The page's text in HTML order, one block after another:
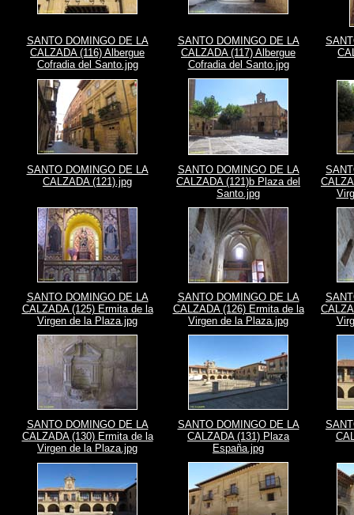
SANTO DOMINGO DE LA
CALZADA (116) Albergue
Cofradia del Santo.jpg
SANTO DOMINGO DE LA
CALZADA (117) Albergue
Cofradia del Santo.jpg
SANTO DOMINGO DE LA
CALZADA (121).jpg
SANTO DOMINGO DE LA
CALZADA (121)b Plaza del
Santo.jpg
SANTO DOMINGO DE LA
CALZADA (125) Ermita de la
Virgen de la Plaza.jpg
SANTO DOMINGO DE LA
CALZADA (126) Ermita de la
Virgen de la Plaza.jpg
SANTO DOMINGO DE LA
CALZADA (130) Ermita de la
Virgen de la Plaza.jpg
SANTO DOMINGO DE LA
CALZADA (131) Plaza
España.jpg